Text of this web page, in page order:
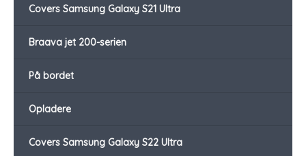
Covers Samsung Galaxy S21 Ultra
Braava jet 200-serien
På bordet
Opladere
Covers Samsung Galaxy S22 Ultra